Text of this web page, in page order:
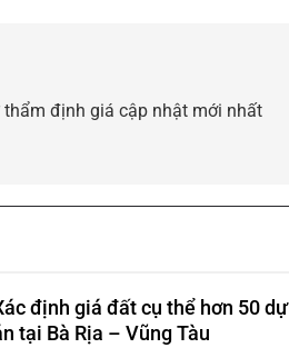
định giá cập nhật mới nhất
định giá đất cụ thể hơn 50 dự
tại Bà Rịa – Vũng Tàu